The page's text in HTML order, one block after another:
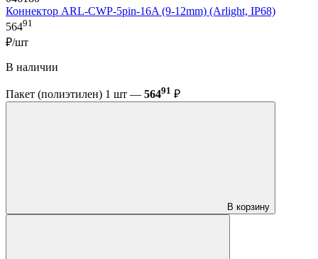
Коннектор ARL-CWP-5pin-16A (9-12mm) (Arlight, IP68)
56491
₽/шт
В наличии
Пакет (полиэтилен) 1 шт — 56491 ₽
В корзину